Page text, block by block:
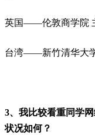
英国——伦敦商学院
台湾——新竹清华大
3、我比较看重同学
状况如何？